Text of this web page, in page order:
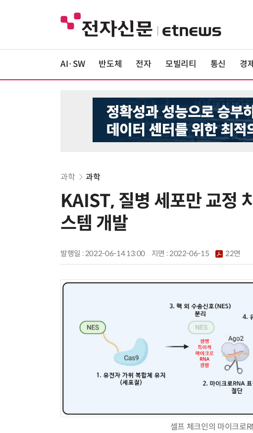
AI·SW 반도체 전자 모빌리티 통신 경제
과학 과학
KAIST, 질병 세포만 교정
스템 개발
발행일 : 2022-06-14 13:00 지면 :2022-06-15 22면
셀프 체크인의 마이크로